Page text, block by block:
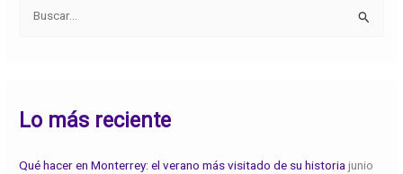
a
:
Lo más reciente
Qué hacer en Monterrey: el verano más visitado de su historia junio